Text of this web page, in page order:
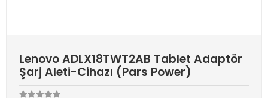
Lenovo ADLX18TWT2AB Tablet Adaptör
Şarj Aleti-Cihazı (Pars Power)